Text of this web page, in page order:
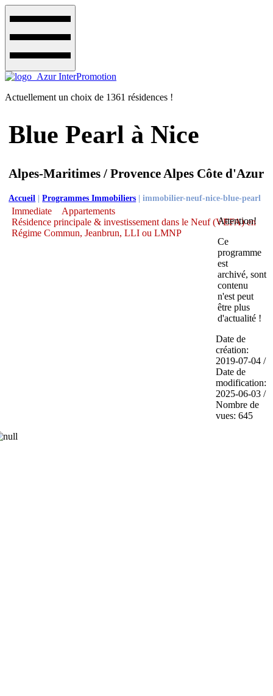
Actuellement un choix de 1361 résidences !
Blue Pearl à Nice
Alpes-Maritimes / Provence Alpes Côte d'Azur
Accueil |Programmes Immobiliers |immobilier-neuf-nice-blue-pearl
Immediate
Appartements
Résidence principale & investissement dans le Neuf (VEFA) en
Régime Commun, Jeanbrun, LLI ou LMNP
Attention!
Ce
programme
est
archivé, sont
contenu
n'est peut
être plus
d'actualité !
Date de
création:
2019-07-04 /
Date de
modification:
2025-06-03 /
Nombre de
vues: 645